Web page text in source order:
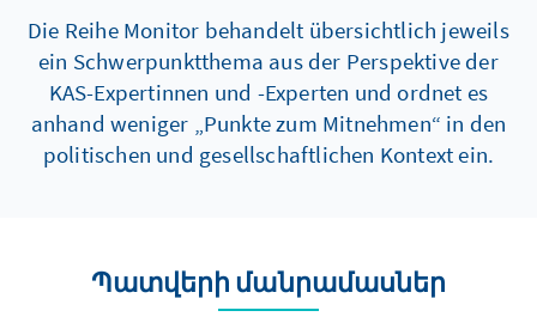
Die Reihe Monitor behandelt übersichtlich jeweils
ein Schwerpunktthema aus der Perspektive der
KAS-Expertinnen und -Experten und ordnet es
anhand weniger „Punkte zum Mitnehmen“ in den
politischen und gesellschaftlichen Kontext ein.
Պատվերի մանրամասներ